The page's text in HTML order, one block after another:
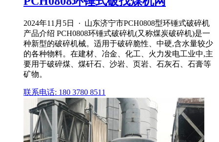
2024年11月5日 · 山东济宁市PCH0808型环锤式破碎机
产品介绍 PCH0808环锤式破碎机(又称煤炭破碎机)是一
种新型的破碎机械。适用于破碎脆性、中硬,含水量较少
的各种物料。在建材、冶金、化工、火力发电工业中,主
要用于破碎煤、煤矸石、沙岩、页岩、石灰石、石膏等
矿物。
联系电话: 180 3780 8511